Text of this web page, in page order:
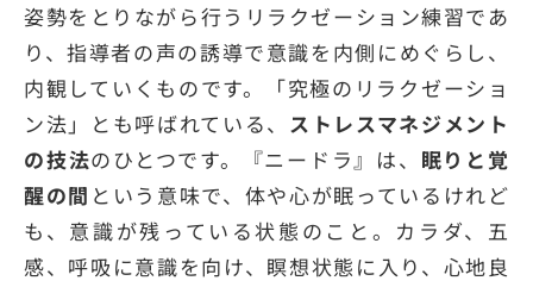
姿勢をとりながら行うリラクゼーション練習であ
り、指導者の声の誘導で意識を内側にめぐらし、
内観していくものです。「究極のリラクゼーショ
ン法」とも呼ばれている、 ストレスマネジメント
の技法のひとつです。『ニードラ』は、 眠りと覚
醒の間 という意味で、体や心が眠っているけれど
も、意識が残っている状態のこと。カラダ、五
感、呼吸に意識を向け、瞑想状態に入り、心地良